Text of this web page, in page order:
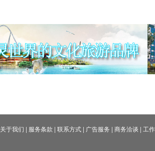
关于我们 | 服务条款 | 联系方式| 广告服务 | 商务洽谈 | 工